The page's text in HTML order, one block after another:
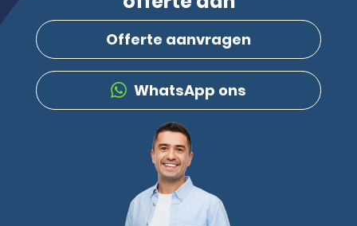
Offerte aanvragen
WhatsApp ons